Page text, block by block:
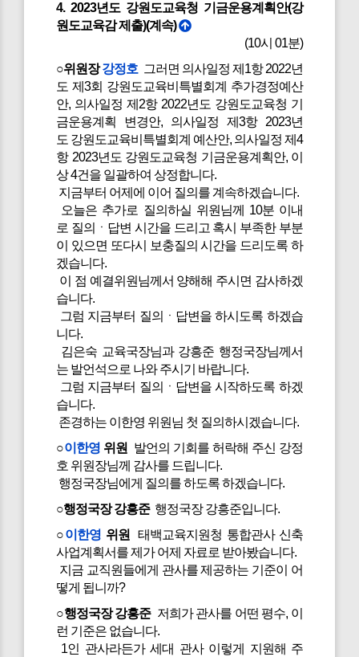
4. 2023년도 강원도교육청 기금운용계획안(강
원도교육감 제출)(계속)
(10시 01분)
○위원장강정호 그러면 의사일정 제1항 2022년
도 제3회 강원도교육비특별회계 추가경정예산
안, 의사일정 제2항 2022년도 강원도교육청 기
금운용계획 변경안, 의사일정 제3항 2023년
도 강원도교육비특별회계 예산안, 의사일정 제4
항 2023년도 강원도교육청 기금운용계획안, 이
상 4건을 일괄하여 상정합니다.
지금부터 어제에 이어 질의를 계속하겠습니다.
오늘은 추가로 질의하실 위원님께 10분 이내
로 질의ㆍ답변 시간을 드리고 혹시 부족한 부분
이 있으면 또다시 보충질의 시간을 드리도록 하
겠습니다.
이 점 예결위원님께서 양해해 주시면 감사하겠
습니다.
그럼 지금부터 질의ㆍ답변을 하시도록 하겠습
니다.
김은숙 교육국장님과 강흥준 행정국장님께서
는 발언석으로 나와 주시기 바랍니다.
그럼 지금부터 질의ㆍ답변을 시작하도록 하겠
습니다.
존경하는 이한영 위원님 첫 질의하시겠습니다.
○이한영 위원
발언의 기회를 허락해 주신 강정
호 위원장님께 감사를 드립니다.
행정국장님에게 질의를 하도록 하겠습니다.
○행정국장 강흥준행정국장 강흥준입니다.
○이한영 위원 태백교육지원청 통합관사 신축
사업계획서를 제가 어제 자료로 받아봤습니다.
지금 교직원들에게 관사를 제공하는 기준이 어
떻게 됩니까?
○행정국장 강흥준저희가 관사를 어떤 평수, 이
런 기준은 없습니다.
1인 관사라든가 세대 관사 이렇게 지원해 주